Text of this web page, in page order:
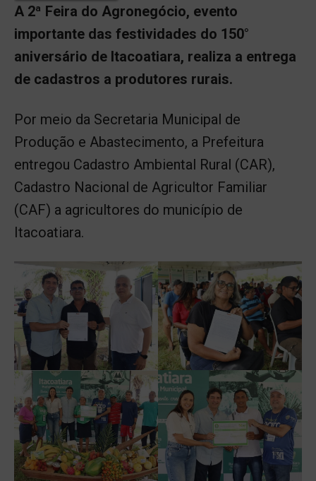
A 2ª Feira do Agronegócio, evento
importante das festividades do 150°
aniversário de Itacoatiara, realiza a entrega
de cadastros a produtores rurais.
Por meio da Secretaria Municipal de
Produção e Abastecimento, a Prefeitura
entregou Cadastro Ambiental Rural (CAR),
Cadastro Nacional de Agricultor Familiar
(CAF) a agricultores do município de
Itacoatiara.